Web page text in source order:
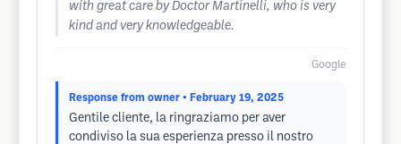
with great care by Doctor Martinelli, who is very
kind and very knowledgeable.
Google
Response from owner • February 19, 2025
Gentile cliente, la ringraziamo per aver
condiviso la sua esperienza presso il nostro